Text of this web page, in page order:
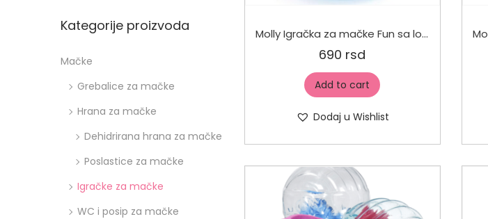
Molly Igračka za mačke Fun sa lopticama
690 rsd
Add to cart
Dodaj u Wishlist
Kategorije proizvoda
Mačke
Grebalice za mačke
Hrana za mačke
Dehidrirana hrana za mačke
Poslastice za mačke
Igračke za mačke
WC i posip za mačke